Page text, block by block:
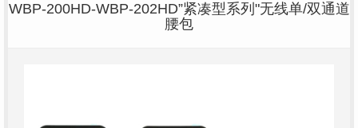
WBP-200HD-WBP-202HD”紧凑型系列"无线单/双通道
腰包